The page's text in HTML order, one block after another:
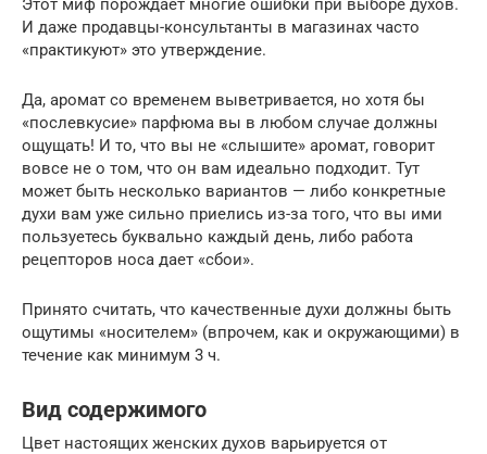
Этот миф порождает многие ошибки при выборе духов.
И даже продавцы-консультанты в магазинах часто
«практикуют» это утверждение.
Да, аромат со временем выветривается, но хотя бы
«послевкусие» парфюма вы в любом случае должны
ощущать! И то, что вы не «слышите» аромат, говорит
вовсе не о том, что он вам идеально подходит. Тут
может быть несколько вариантов — либо конкретные
духи вам уже сильно приелись из-за того, что вы ими
пользуетесь буквально каждый день, либо работа
рецепторов носа дает «сбои».
Принято считать, что качественные духи должны быть
ощутимы «носителем» (впрочем, как и окружающими) в
течение как минимум 3 ч.
Вид содержимого
Цвет настоящих женских духов варьируется от